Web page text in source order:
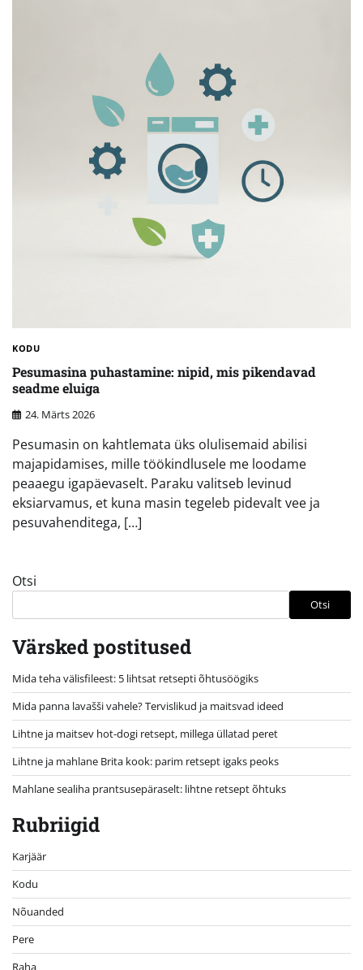
KODU
Pesumasina puhastamine: nipid, mis pikendavad
seadme eluiga
24. Märts 2026
Pesumasin on kahtlemata üks olulisemaid abilisi
majapidamises, mille töökindlusele me loodame
peaaegu igapäevaselt. Paraku valitseb levinud
eksiarvamus, et kuna masin tegeleb pidevalt vee ja
pesuvahenditega, […]
Otsi
Otsi
Värsked postitused
Mida teha välisfileest: 5 lihtsat retsepti õhtusöögiks
Mida panna lavašši vahele? Tervislikud ja maitsvad ideed
Lihtne ja maitsev hot-dogi retsept, millega üllatad peret
Lihtne ja mahlane Brita kook: parim retsept igaks peoks
Mahlane sealiha prantsusepäraselt: lihtne retsept õhtuks
Rubriigid
Karjäär
Kodu
Nõuanded
Pere
Raha